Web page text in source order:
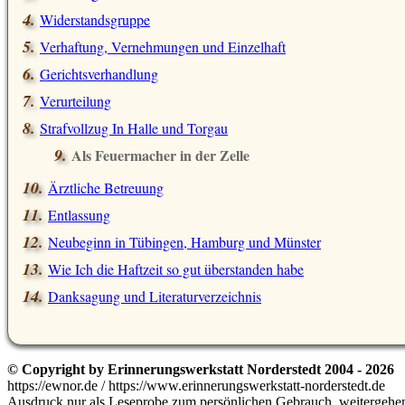
Widerstandsgruppe
Verhaftung, Vernehmungen und Einzelhaft
Gerichtsverhandlung
Verurteilung
Strafvollzug In Halle und Torgau
Als Feuermacher in der Zelle
Ärztliche Betreuung
Entlassung
Neubeginn in Tübingen, Hamburg und Münster
Wie Ich die Haftzeit so gut überstanden habe
Danksagung und Literaturverzeichnis
© Copyright by Erinnerungswerkstatt Norderstedt 2004 - 2026
https://ewnor.de / https://www.erinnerungswerkstatt-norderstedt.de